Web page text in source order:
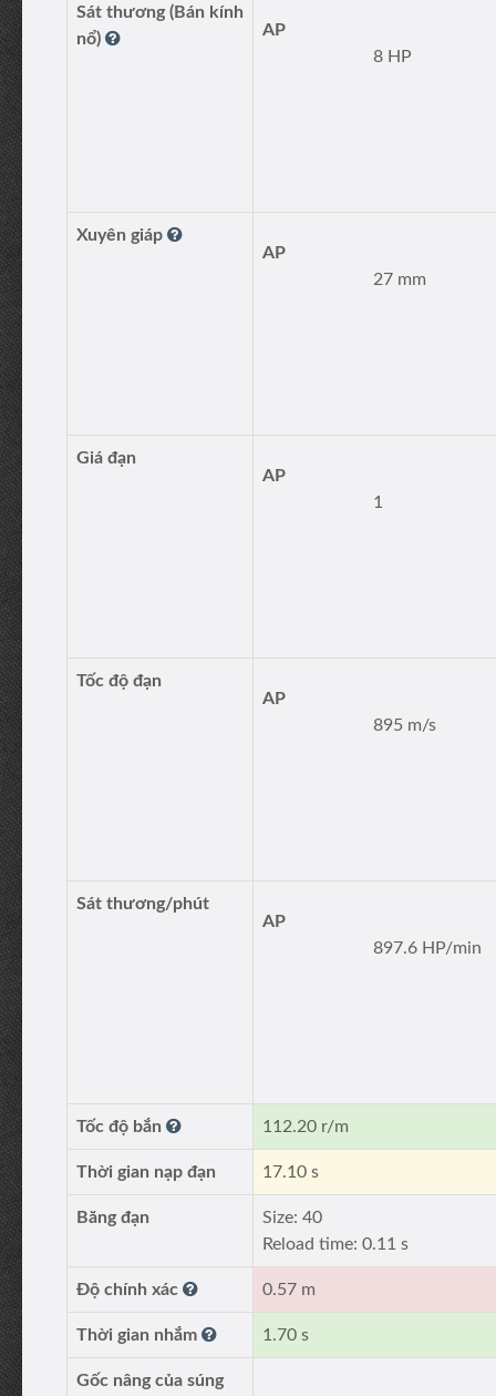
Sát thương (Bán kính
nổ)
AP
8 HP
Xuyên giáp
AP
27 mm
Giá đạn
AP
1
Tốc độ đạn
AP
895 m/s
Sát thương/phút
AP
897.6 HP/min
Tốc độ bắn 112.20 r/m
Thời gian nạp đạn 17.10 s
Băng đạn
Size: 40
Reload time: 0.11 s
Độ chính xác 0.57 m
Thời gian nhắm 1.70 s
Gốc nâng của súng